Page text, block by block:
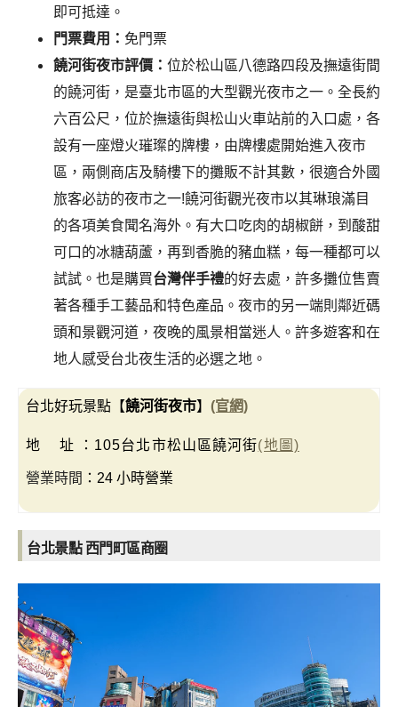
即可抵達。
門票費用： 免門票
饒河街夜市評價： 位於松山區八德路四段及撫遠街間
的饒河街，是臺北市區的大型觀光夜市之一。全長約
六百公尺，位於撫遠街與松山火車站前的入口處，各
設有一座燈火璀璨的牌樓，由牌樓處開始進入夜市
區，兩側商店及騎樓下的攤販不計其數，很適合外國
旅客必訪的夜市之一!饒河街觀光夜市以其琳琅滿目
的各項美食聞名海外。有大口吃肉的胡椒餅，到酸甜
可口的冰糖葫蘆，再到香脆的豬血糕，每一種都可以
試試。也是購買台灣伴手禮的好去處，許多攤位售賣
著各種手工藝品和特色產品。夜市的另一端則鄰近碼
頭和景觀河道，夜晚的風景相當迷人。 許多遊客和在
地人感受台北夜生活的必選之地。
台北好玩景點【饒河街夜市】 (官網)
地 址 ：105台北市松山區饒河街(地圖)
營業時間 ：24 小時營業
台北景點 西門町區商圈